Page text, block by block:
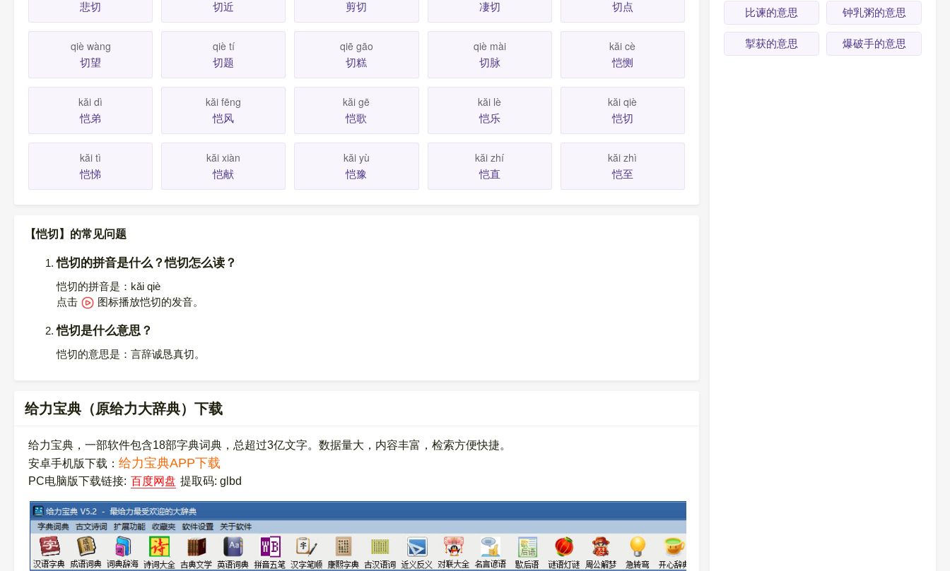
悲切 切近 剪切 凄切 切点
qiè wàng
切望
qiè tí
切题
qiē gāo
切糕
qiè mài
切脉
kăi cè
恺恻
kăi dì
恺弟
kăi fēng
恺风
kăi gē
恺歌
kăi lè
恺乐
kăi qiè
恺切
kăi tì
恺悌
kăi xiàn
恺献
kăi yù
恺豫
kăi zhí
恺直
kăi zhì
恺至
【恺切】的常见问题
恺切的拼音是什么？恺切怎么读？
恺切的拼音是：kăi qiè
点击
图标播放恺切的发音。
恺切是什么意思？
恺切的意思是：言辞诚恳真切。
给力宝典（原给力大辞典）下载
给力宝典，一部软件包含18部字典词典，总超过3亿文字。数据量大，内容丰富，检索方便快捷。
安卓手机版下载： 给力宝典APP下载
PC电脑版下载链接: 百度网盘 提取码: glbd
比谏的意思 钟乳粥的意思
掣获的意思 爆破手的意思